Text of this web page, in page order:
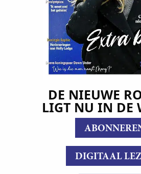
DE NIEUWE
LIGT NU IN DE
DIGITAAL